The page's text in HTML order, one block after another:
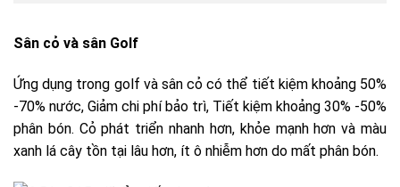
Sân cỏ và sân Golf
Ứng dụng trong golf và sân cỏ có thể tiết kiệm khoảng 50%
-70% nước, Giảm chi phí bảo trì, Tiết kiệm khoảng 30% -50%
phân bón. Cỏ phát triển nhanh hơn, khỏe mạnh hơn và màu
xanh lá cây tồn tại lâu hơn, ít ô nhiễm hơn do mất phân bón.